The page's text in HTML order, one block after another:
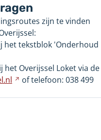
zijn te vinden
het tekstblok 'Onderhoud
Overijssel Loket via de
Verwijst
of telefoon: 038 499